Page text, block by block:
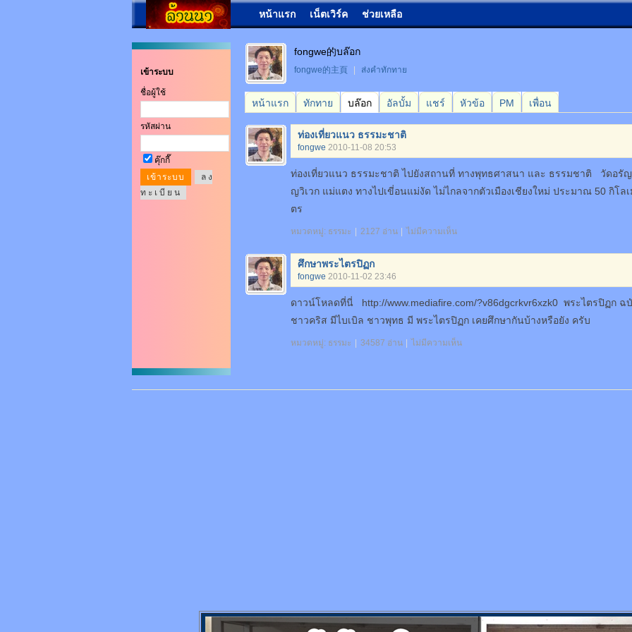
หน้าแรก เน็ตเวิร์ค ช่วยเหลือ
เข้าระบบ
ชื่อผู้ใช้
รหัสผ่าน
คุ๊กกี๊
ล ง
ท ะ เ บี ย น
fongwe的บล๊อก
fongwe的主頁 ส่งคำทักทาย
หน้าแรก ทักทาย บล๊อก อัลบั้ม แชร์ หัวข้อ PM เพื่อน
ท่องเที่ยวแนว ธรรมะชาติ
fongwe 2010-11-08 20:53
ท่องเที่ยวแนว ธรรมะชาติ ไปยังสถานที่ ทางพุทธศาสนา และ ธรรมชาติ วัดอรัญ
ญวิเวก แม่แตง ทางไปเขี่อนแม่งัด ไม่ไกลจากตัวเมืองเชียงใหม่ ประมาณ 50 กิโล
ตร
หมวดหมู่: ธรรมะ 2127 อ่าน ไม่มีความเห็น
ศึกษาพระไตรปิฏก
fongwe 2010-11-02 23:46
ดาวน์โหลดที่นี่ http://www.mediafire.com/?v86dgcrkvr6xzk0 พระไตรปิฏก
ชาวคริส มีไบเบิล ชาวพุทธ มี พระไตรปิฏก เคยศึกษากันบ้างหรือยัง ครับ
หมวดหมู่: ธรรมะ 34587 อ่าน ไม่มีความเห็น